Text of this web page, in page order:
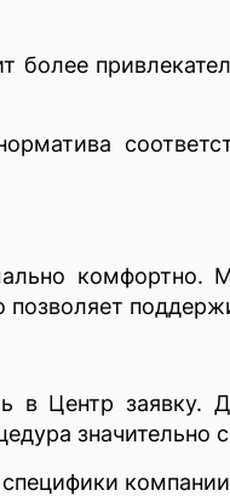
комфортно.
позволяет
в Центр заявку.
значительно